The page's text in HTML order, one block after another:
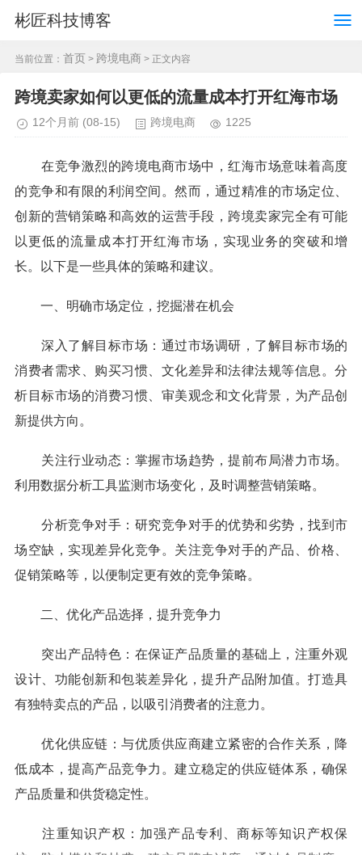
彬匠科技博客
当前位置： 首页 > 跨境电商 > 正文内容
跨境卖家如何以更低的流量成本打开红海市场
12个月前 (08-15) 跨境电商 1225
在竞争激烈的跨境电商市场中，红海市场意味着高度
的竞争和有限的利润空间。然而，通过精准的市场定位、
创新的营销策略和高效的运营手段，跨境卖家完全有可能
以更低的流量成本打开红海市场，实现业务的突破和增
长。以下是一些具体的策略和建议。
一、明确市场定位，挖掘潜在机会
深入了解目标市场：通过市场调研，了解目标市场的
消费者需求、购买习惯、文化差异和法律法规等信息。分
析目标市场的消费习惯、审美观念和文化背景，为产品创
新提供方向。
关注行业动态：掌握市场趋势，提前布局潜力市场。
利用数据分析工具监测市场变化，及时调整营销策略。
分析竞争对手：研究竞争对手的优势和劣势，找到市
场空缺，实现差异化竞争。关注竞争对手的产品、价格、
促销策略等，以便制定更有效的竞争策略。
二、优化产品选择，提升竞争力
突出产品特色：在保证产品质量的基础上，注重外观
设计、功能创新和包装差异化，提升产品附加值。打造具
有独特卖点的产品，以吸引消费者的注意力。
优化供应链：与优质供应商建立紧密的合作关系，降
低成本，提高产品竞争力。建立稳定的供应链体系，确保
产品质量和供货稳定性。
注重知识产权：加强产品专利、商标等知识产权保